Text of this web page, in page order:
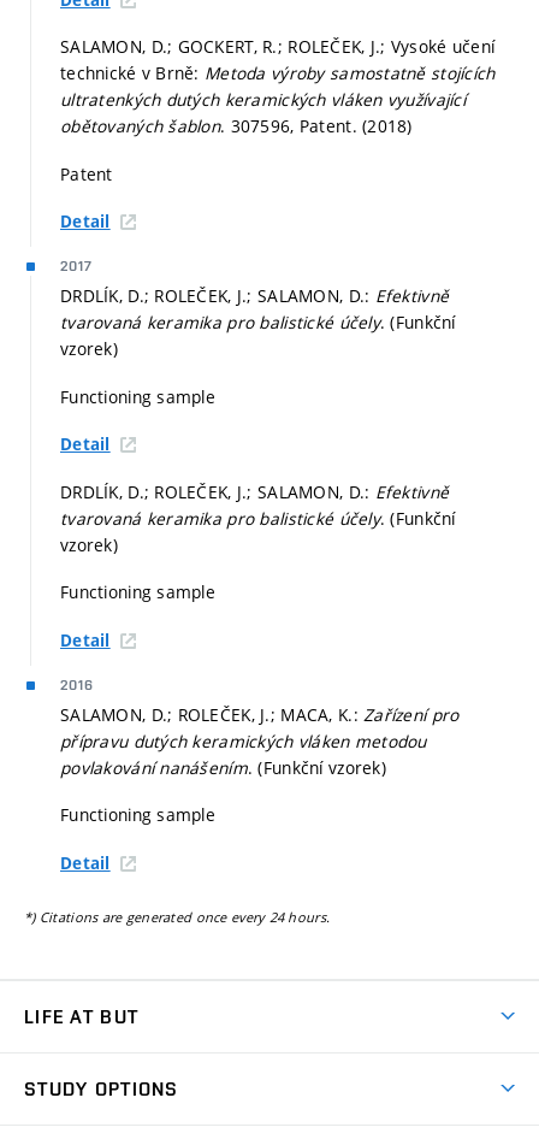
SALAMON, D.; GOCKERT, R.; ROLEČEK, J.; Vysoké učení
technické v Brně: Metoda výroby samostatně stojících
ultratenkých dutých keramických vláken využívající
obětovaných šablon. 307596, Patent. (2018)
Patent
Detail
2017
DRDLÍK, D.; ROLEČEK, J.; SALAMON, D.: Efektivně
tvarovaná keramika pro balistické účely. (Funkční
vzorek)
Functioning sample
Detail
DRDLÍK, D.; ROLEČEK, J.; SALAMON, D.: Efektivně
tvarovaná keramika pro balistické účely. (Funkční
vzorek)
Functioning sample
Detail
2016
SALAMON, D.; ROLEČEK, J.; MACA, K.: Zařízení pro
přípravu dutých keramických vláken metodou
povlakování nanášením. (Funkční vzorek)
Functioning sample
Detail
*) Citations are generated once every 24 hours.
LIFE AT BUT
STUDY OPTIONS